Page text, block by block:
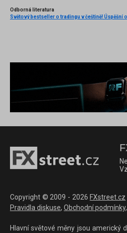
Odborná literatura
Copyright © 2009 - 2026 FXstreet.cz
Pravidla diskuse, Obchodní podmínky,
Hlavní světové měny jsou americký